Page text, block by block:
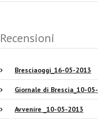
Recensioni
Bresciaoggi_16-05-2013
Giornale di Brescia_10-
Avvenire _10-05-2013